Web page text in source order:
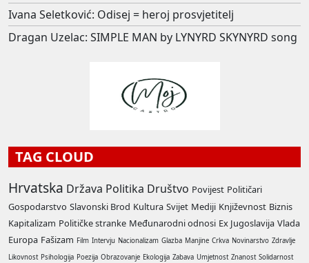
Ivana Seletković: Odisej = heroj prosvjetitelj
Dragan Uzelac: SIMPLE MAN by LYNYRD SKYNYRD song
TAG CLOUD
Hrvatska Država Politika Društvo Povijest Političari
Gospodarstvo Slavonski Brod Kultura Svijet Mediji Književnost Biznis
Kapitalizam Političke stranke Međunarodni odnosi Ex Jugoslavija Vlada
Europa Fašizam Film Intervju Nacionalizam Glazba Manjine Crkva Novinarstvo Zdravlje
Likovnost Psihologija Poezija Obrazovanje Ekologija Zabava Umjetnost Znanost Solidarnost